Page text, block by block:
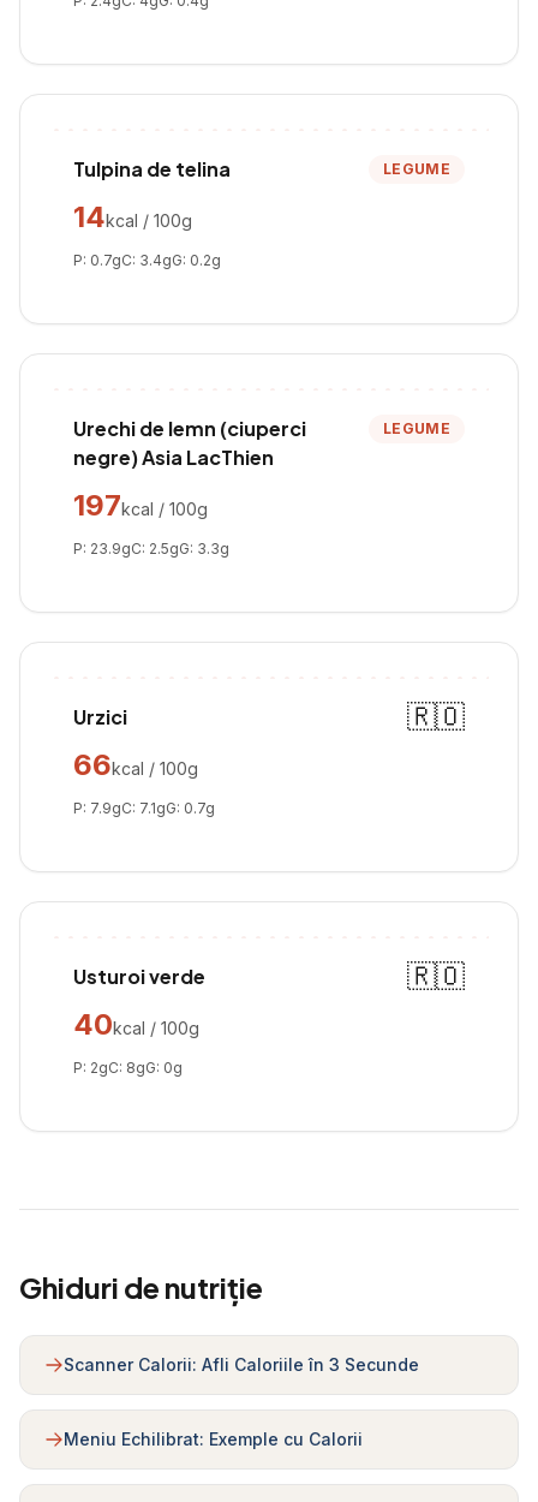
Tulpina de telina LEGUME
14kcal / 100g
P: 0.7gC: 3.4gG: 0.2g
Urechi de lemn (ciuperci
negre) Asia LacThien
LEGUME
197kcal / 100g
P: 23.9gC: 2.5gG: 3.3g
Urzici
🇷🇴
66kcal / 100g
P: 7.9gC: 7.1gG: 0.7g
Usturoi verde
🇷🇴
40kcal / 100g
P: 2gC: 8gG: 0g
Ghiduri de nutriție
Scanner Calorii: Afli Caloriile în 3 Secunde
Meniu Echilibrat: Exemple cu Calorii